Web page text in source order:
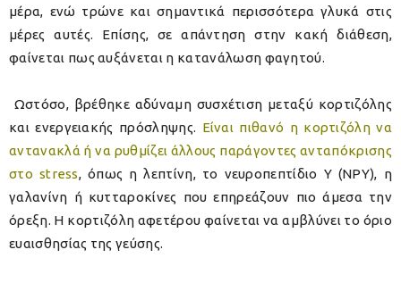
μέρα, ενώ τρώνε και σημαντικά περισσότερα γλυκά στις
μέρες αυτές. Επίσης, σε απάντηση στην κακή διάθεση,
φαίνεται πως αυξάνεται η κατανάλωση φαγητού.
Ωστόσο, βρέθηκε αδύναμη συσχέτιση μεταξύ κορτιζόλης
και ενεργειακής πρόσληψης. Είναι πιθανό η κορτιζόλη να
αντανακλά ή να ρυθμίζει άλλους παράγοντες ανταπόκρισης
στο stress, όπως η λεπτίνη, το νευροπεπτίδιο Υ (NPY), η
γαλανίνη ή κυτταροκίνες που επηρεάζουν πιο άμεσα την
όρεξη. Η κορτιζόλη αφετέρου φαίνεται να αμβλύνει το όριο
ευαισθησίας της γεύσης.